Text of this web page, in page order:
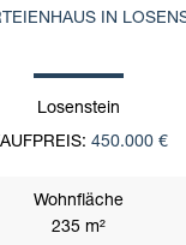
IN
Losenstein
450.000 €
Wohnfläche
235 m²